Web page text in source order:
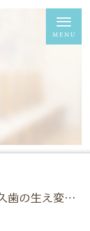
今すぐ確認！永久歯の生え変わり遅いときの受診タイミング